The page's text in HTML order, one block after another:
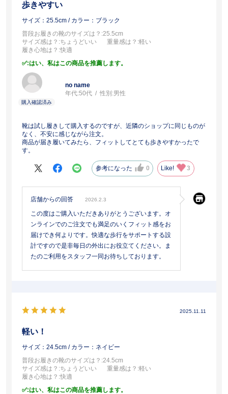
歩きやすい
サイズ：25.5cm / カラー：ブラック
普段お履きの靴のサイズは？ :25.5cm
サイズ感は？ :ちょうどいい 重量感は？ :軽い
履き心地は？ :快適
:はい、私はこの商品を推薦します。
no name
年代:50代 性別:男性
靴は試し履きして購入するのですが、近隣のショップに同じものが
なく、不安に感じながら注文。
商品が届き履いてみたら、フィットしてとても歩きやすかったで
す。
参考になった 0 Like! 3
店舗からの回答 2026.2.3
この度はご購入いただきありがとうございます。オ
ンラインでのご注文でも満足のいくフィット感をお
届けでき何よりです。快適な歩行をサポートする設
計ですので是非毎日の外出にお役立てください。ま
たのご利用をスタッフ一同お待ちしております。
2025.11.11
軽い！
サイズ：24.5cm / カラー：ネイビー
普段お履きの靴のサイズは？ :24.5cm
サイズ感は？ :ちょうどいい 重量感は？ :軽い
履き心地は？ :快適
:はい、私はこの商品を推薦します。